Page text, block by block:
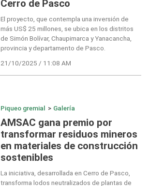
Cerro de Pasco
El proyecto, que contempla una inversión de
más US$ 25 millones, se ubica en los distritos
de Simón Bolívar, Chaupimarca y Yanacancha,
provincia y departamento de Pasco.
21/10/2025 / 11:08 AM
Piqueo gremial > Galería
AMSAC gana premio por
transformar residuos mineros
en materiales de construcción
sostenibles
La iniciativa, desarrollada en Cerro de Pasco,
transforma lodos neutralizados de plantas de